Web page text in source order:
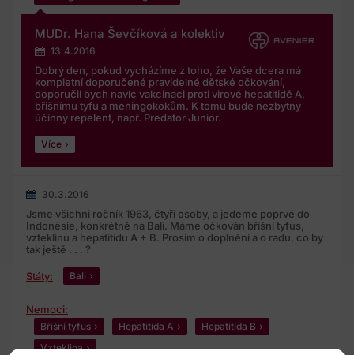
MUDr. Hana Ševčíková a kolektiv
13.4.2016
Dobrý den, pokud vycházíme z toho, že Vaše dcera má
kompletní doporučené pravidelné dětské očkování,
doporučil bych navíc vakcinaci proti virové hepatitidě A,
břišnímu tyfu a meningokokům. K tomu bude nezbytný
účinný repelent, např. Predator Junior.
Více
30.3.2016
Jsme všichni ročník 1963, čtyři osoby, a jedeme poprvé do
Indonésie, konkrétně na Bali. Máme očkován břišní tyfus,
vzteklinu a hepatitidu A + B. Prosím o doplnění a o radu, co by
tak ještě . . . ?
Státy: Bali
Nemoci:
Břišní tyfus Hepatitida A
Hepatitida B
Vzteklina